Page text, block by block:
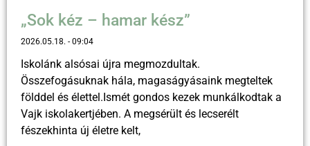
„Sok kéz – hamar kész”
2026.05.18. 09:04
Iskolánk alsósai újra megmozdultak.
Összefogásuknak hála, magaságyásaink megteltek
földdel és élettel.Ismét gondos kezek munkálkodtak a
Vajk iskolakertjében. A megsérült és lecserélt
fészekhinta új életre kelt,